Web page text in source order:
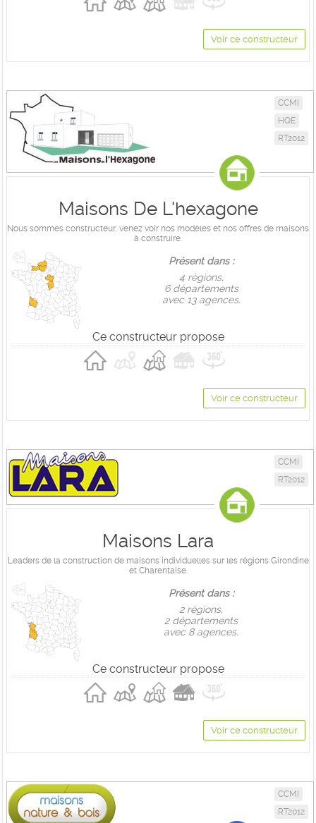
Voir ce constructeur
CCMI
HQE
RT2012
Maisons De L'hexagone
Nous sommes constructeur, venez voir nos modèles et nos offres de maisons
à construire.
Présent dans :
4 règions,
6 départements
avec 13 agences.
Ce constructeur propose
Voir ce constructeur
CCMI
RT2012
Maisons Lara
Leaders de la construction de maisons individuelles sur les régions Girondine
et Charentaise.
Présent dans :
2 règions,
2 départements
avec 8 agences.
Ce constructeur propose
Voir ce constructeur
CCMI
RT2012